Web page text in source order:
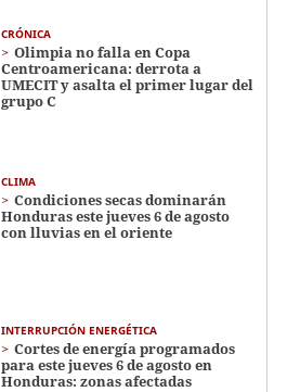
CRÓNICA
Olimpia no falla en Copa
Centroamericana: derrota a
UMECIT y asalta el primer lugar del
grupo C
CLIMA
Condiciones secas dominarán
Honduras este jueves 6 de agosto
con lluvias en el oriente
INTERRUPCIÓN ENERGÉTICA
Cortes de energía programados
para este jueves 6 de agosto en
Honduras: zonas afectadas